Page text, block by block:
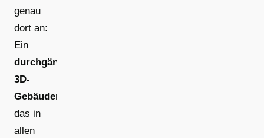
genau
dort an:
Ein
durchgängiges
3D-
Gebäudemodell
das in
allen